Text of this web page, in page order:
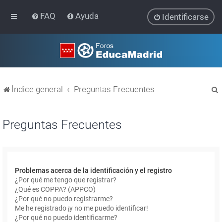
FAQ Ayuda Identificarse
Índice general Preguntas Frecuentes
Preguntas Frecuentes
Problemas acerca de la identificación y el registro
¿Por qué me tengo que registrar?
¿Qué es COPPA? (APPCO)
¿Por qué no puedo registrarme?
Me he registrado ¡y no me puedo identificar!
¿Por qué no puedo identificarme?